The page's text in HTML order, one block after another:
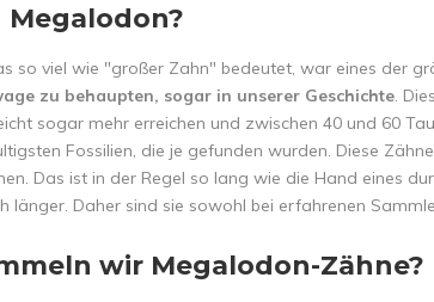
Megalodon?
so viel wie "großer Zahn" bedeutet, war eines der
zu behaupten, sogar in unserer Geschichte.
sogar mehr erreichen und zwischen 40 und 60
Fossilien, die je gefunden wurden. Diese
Das ist in der Regel so lang wie die Hand eines
länger. Daher sind sie sowohl bei erfahrenen
wir Megalodon-Zähne?